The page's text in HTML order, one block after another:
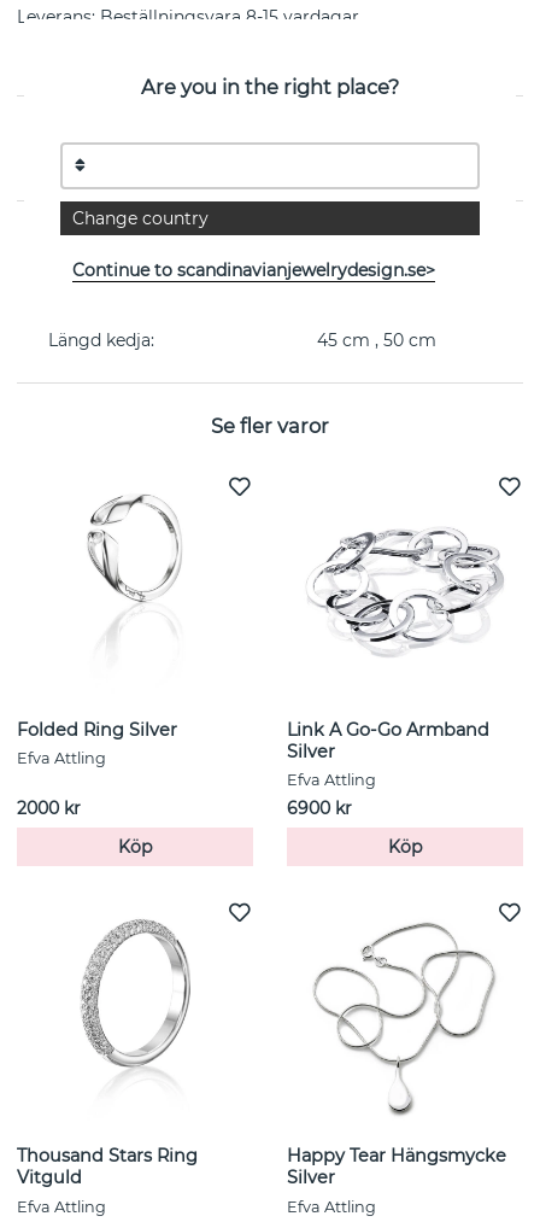
Leverans: Beställningsvara 8-15 vardagar
Chain Halsband Silver från svenska Efva Attling
EGENSKAPER
Längd kedja: 45 cm , 50 cm
Se fler varor
Folded Ring Silver
Efva Attling
2000 kr
Köp
Link A Go-Go Armband
Silver
Efva Attling
6900 kr
Köp
Thousand Stars Ring
Vitguld
Efva Attling
Happy Tear Hängsmycke
Silver
Efva Attling
Are you in the right place?
Change country
Continue to scandinavianjewelrydesign.se>